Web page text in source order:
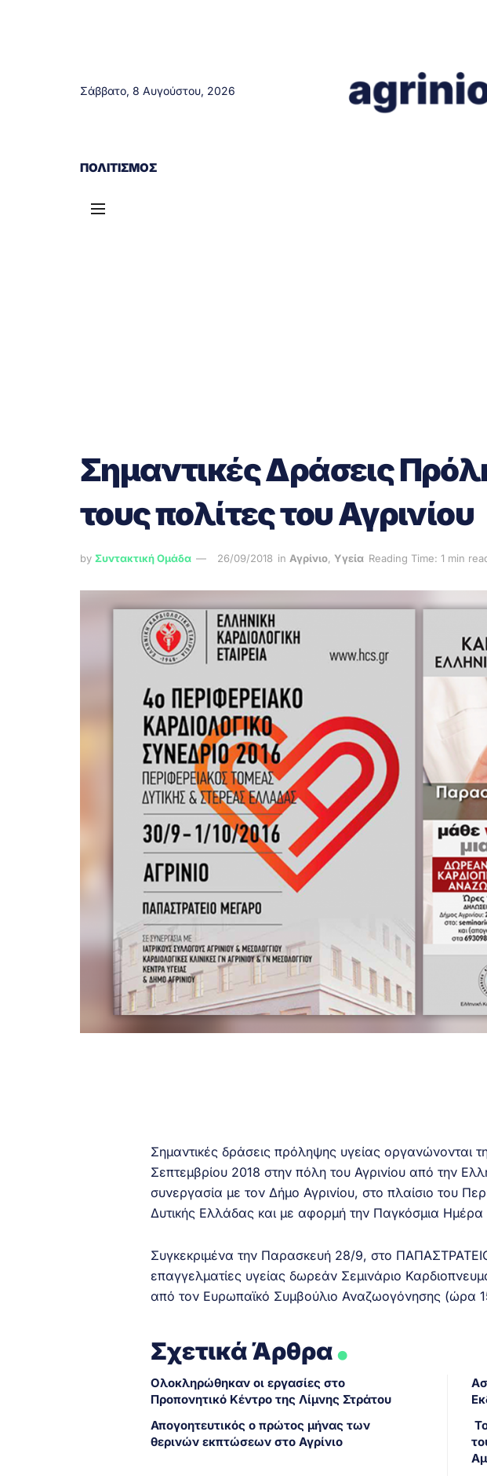
Σάββατο, 8 Αυγούστου, 2026
ΠΟΛΙΤΙΣΜΌΣ
Σημαντικές Δράσεις
τους πολίτες του Αγρινίου
by Συντακτική Ομάδα 26/09/2018 in Αγρίνιο, Υγεία Reading Time: 1 min
Σημαντικές δράσεις πρόληψης υγείας οργανώνονται
Σεπτεμβρίου 2018 στην πόλη του Αγρινίου από την
συνεργασία με τον Δήμο Αγρινίου, στο πλαίσιο του
Δυτικής Ελλάδας και με αφορμή την Παγκόσμια
Συγκεκριμένα την Παρασκευή 28/9, στο
επαγγελματίες υγείας δωρεάν Σεμινάριο
από τον Ευρωπαϊκό Συμβούλιο Αναζωογόνησης (ώρα
Σχετικά Άρθρα.
Ολοκληρώθηκαν οι εργασίες στο
Προπονητικό Κέντρο της Λίμνης Στράτου
Απογοητευτικός ο πρώτος μήνας των
θερινών εκπτώσεων στο Αγρίνιο